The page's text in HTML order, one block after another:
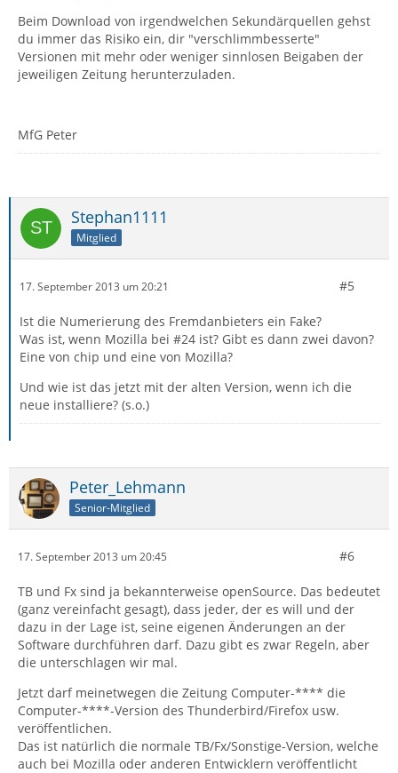
Beim Download von irgendwelchen Sekundärquellen gehst
du immer das Risiko ein, dir "verschlimmbesserte"
Versionen mit mehr oder weniger sinnlosen Beigaben der
jeweiligen Zeitung herunterzuladen.
MfG Peter
Stephan1111
Mitglied
17. September 2013 um 20:21 #5
Ist die Numerierung des Fremdanbieters ein Fake?
Was ist, wenn Mozilla bei #24 ist? Gibt es dann zwei davon?
Eine von chip und eine von Mozilla?
Und wie ist das jetzt mit der alten Version, wenn ich die
neue installiere? (s.o.)
Peter_Lehmann
Senior-Mitglied
17. September 2013 um 20:45 #6
TB und Fx sind ja bekannterweise openSource. Das bedeutet
(ganz vereinfacht gesagt), dass jeder, der es will und der
dazu in der Lage ist, seine eigenen Änderungen an der
Software durchführen darf. Dazu gibt es zwar Regeln, aber
die unterschlagen wir mal.
Jetzt darf meinetwegen die Zeitung Computer-**** die
Computer-****-Version des Thunderbird/Firefox usw.
veröffentlichen.
Das ist natürlich die normale TB/Fx/Sonstige-Version, welche
auch bei Mozilla oder anderen Entwicklern veröffentlicht